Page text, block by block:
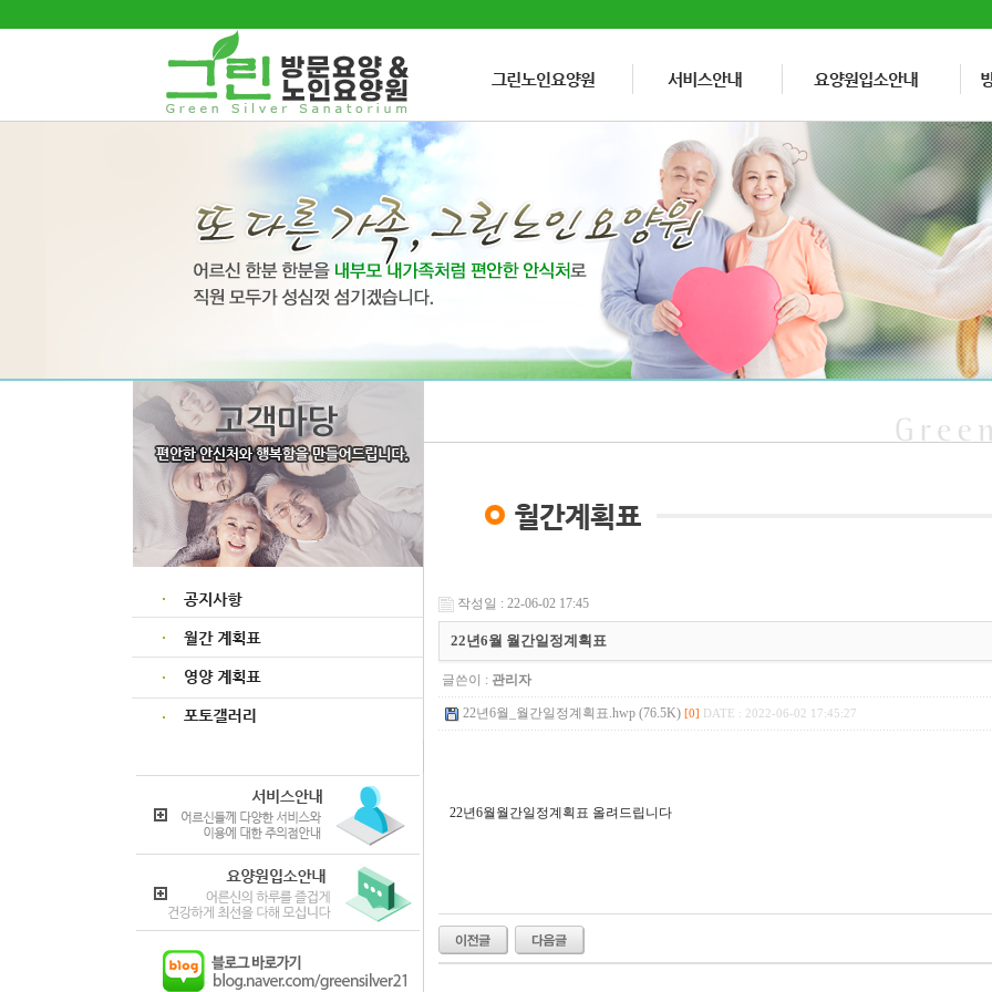
작성일 : 22-06-02 17:45
22년6월 월간일정계획표
글쓴이 : 관리자
22년6월_월간일정계획표.hwp (76.5K) [0] DATE : 2022-06-02 17:45:27
22년6월월간일정계획표 올려드립니다